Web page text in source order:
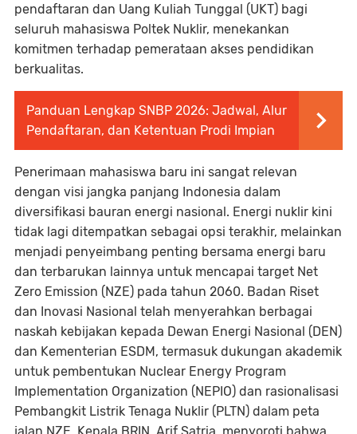
pendaftaran dan Uang Kuliah Tunggal (UKT) bagi
seluruh mahasiswa Poltek Nuklir, menekankan
komitmen terhadap pemerataan akses pendidikan
berkualitas.
Panduan Lengkap SNBP 2026: Jadwal, Alur
Pendaftaran, dan Ketentuan Prodi Impian
Penerimaan mahasiswa baru ini sangat relevan
dengan visi jangka panjang Indonesia dalam
diversifikasi bauran energi nasional. Energi nuklir kini
tidak lagi ditempatkan sebagai opsi terakhir, melainkan
menjadi penyeimbang penting bersama energi baru
dan terbarukan lainnya untuk mencapai target Net
Zero Emission (NZE) pada tahun 2060. Badan Riset
dan Inovasi Nasional telah menyerahkan berbagai
naskah kebijakan kepada Dewan Energi Nasional (DEN)
dan Kementerian ESDM, termasuk dukungan akademik
untuk pembentukan Nuclear Energy Program
Implementation Organization (NEPIO) dan rasionalisasi
Pembangkit Listrik Tenaga Nuklir (PLTN) dalam peta